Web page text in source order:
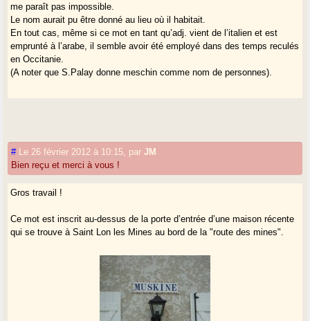
me paraît pas impossible.
Le nom aurait pu être donné au lieu où il habitait.
En tout cas, même si ce mot en tant qu’adj. vient de l’italien et est
emprunté à l’arabe, il semble avoir été employé dans des temps reculés
en Occitanie.
(A noter que S.Palay donne meschin comme nom de personnes).
# Le 26 février 2012 à 10:15 parJM
Bien reçu et merci à vous !
Gros travail !
Ce mot est inscrit au-dessus de la porte d’entrée d’une maison récente
qui se trouve à Saint Lon les Mines au bord de la "route des mines".